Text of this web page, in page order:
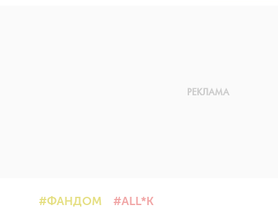
ФАНДОМ ALL*K